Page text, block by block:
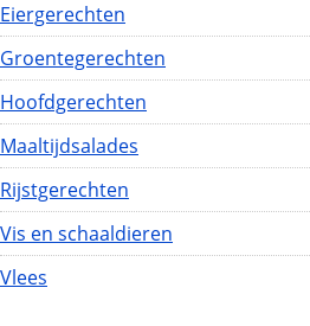
Eiergerechten
Groentegerechten
Hoofdgerechten
Maaltijdsalades
Rijstgerechten
Vis en schaaldieren
Vlees